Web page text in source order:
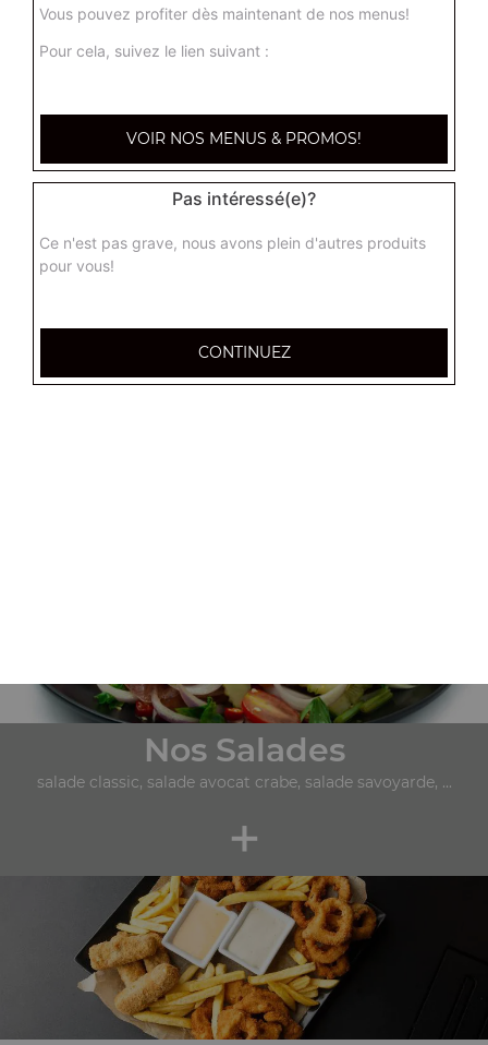
burger, ...
+
Nos Salades
salade classic, salade avocat crabe, salade savoyarde, ...
+
Vous pouvez profiter dès maintenant de nos menus!
Pour cela, suivez le lien suivant :
VOIR NOS MENUS & PROMOS!
Pas intéressé(e)?
Ce n'est pas grave, nous avons plein d'autres produits
pour vous!
CONTINUEZ